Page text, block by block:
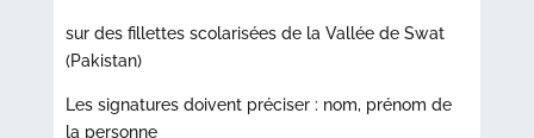
sur des fillettes scolarisées de la Vallée de Swat
(Pakistan)
Les signatures doivent préciser : nom, prénom de
la personne